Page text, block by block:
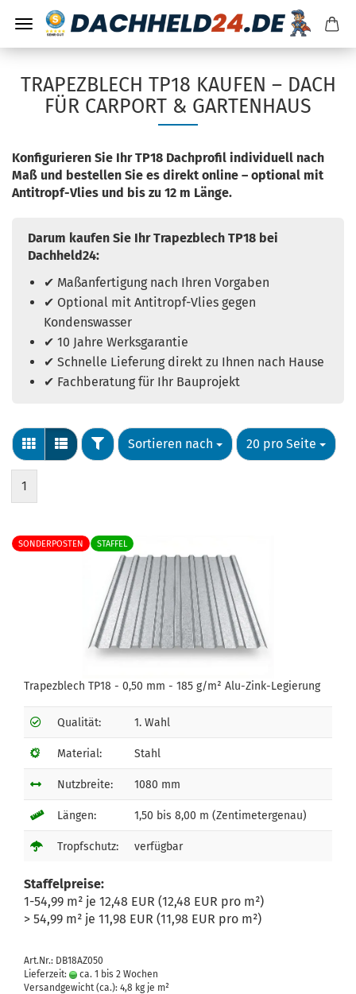
TRAPEZBLECH TP18 KAUFEN – DACH
FÜR CARPORT & GARTENHAUS
Konfigurieren Sie Ihr TP18 Dachprofil individuell nach
Maß und bestellen Sie es direkt online – optional mit
Antitropf-Vlies und bis zu 12 m Länge.
Darum kaufen Sie Ihr Trapezblech TP18 bei
Dachheld24:
✔ Maßanfertigung nach Ihren Vorgaben
✔ Optional mit Antitropf-Vlies gegen
Kondenswasser
✔ 10 Jahre Werksgarantie
✔ Schnelle Lieferung direkt zu Ihnen nach Hause
✔ Fachberatung für Ihr Bauprojekt
Sortieren nach 20 pro Seite
1
SONDERPOSTEN STAFFEL
Trapezblech TP18 - 0,50 mm - 185 g/m² Alu-Zink-Legierung
Qualität: 1. Wahl
Material: Stahl
Nutzbreite: 1080 mm
Längen: 1,50 bis 8,00 m (Zentimetergenau)
Tropfschutz: verfügbar
Staffelpreise:
1-54,99 m² je 12,48 EUR (12,48 EUR pro m²)
> 54,99 m² je 11,98 EUR (11,98 EUR pro m²)
Art.Nr.: DB18AZ050
Lieferzeit:
ca. 1 bis 2 Wochen
Versandgewicht (ca.): 4,8 kg je m²